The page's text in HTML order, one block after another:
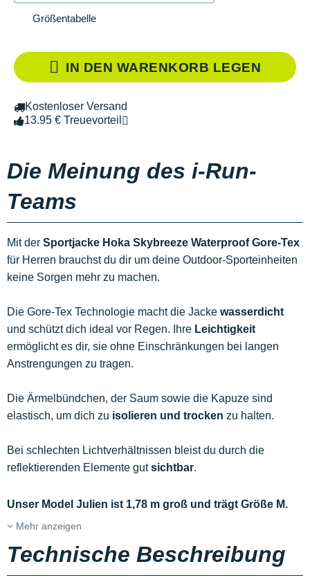
Größentabelle
IN DEN WARENKORB LEGEN
Kostenloser Versand
13.95 € Treuevorteil
Die Meinung des i-Run-
Teams
Mit der Sportjacke Hoka Skybreeze Waterproof Gore-Tex
für Herren brauchst du dir um deine Outdoor-Sporteinheiten
keine Sorgen mehr zu machen.
Die Gore-Tex Technologie macht die Jacke wasserdicht
und schützt dich ideal vor Regen. Ihre Leichtigkeit
ermöglicht es dir, sie ohne Einschränkungen bei langen
Anstrengungen zu tragen.
Die Ärmelbündchen, der Saum sowie die Kapuze sind
elastisch, um dich zu isolieren und trocken zu halten.
Bei schlechten Lichtverhältnissen bleist du durch die
reflektierenden Elemente gutsichtbar.
Unser Model Julien ist 1,78 m groß und trägt Größe M.
Mehr anzeigen
Technische Beschreibung